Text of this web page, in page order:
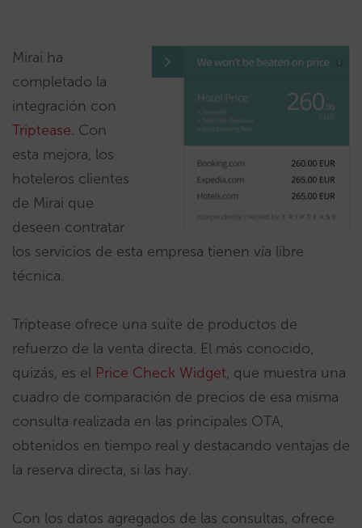
Mirai ha
completado la
integración con
Triptease. Con
esta mejora, los
hoteleros clientes
de Mirai que
deseen contratar
los servicios de esta empresa tienen vía libre
técnica.
Triptease ofrece una suite de productos de
refuerzo de la venta directa. El más conocido,
quizás, es el Price Check Widget, que muestra una
cuadro de comparación de precios de esa misma
consulta realizada en las principales OTA,
obtenidos en tiempo real y destacando ventajas de
la reserva directa, si las hay.
Con los datos agregados de las consultas, ofrece